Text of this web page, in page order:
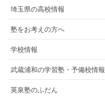
埼玉県の高校情報
塾をお考えの方へ
学校情報
武蔵浦和の学習塾・予備校情報
英泉塾のふだん